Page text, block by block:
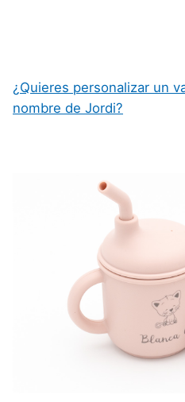
¿Quieres personalizar un
nombre de Jordi?